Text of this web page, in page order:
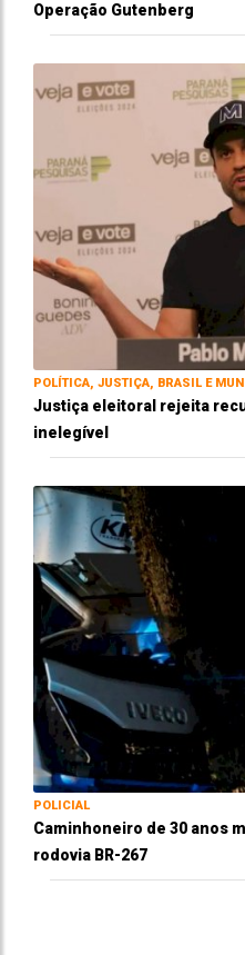
Operação Gutenberg
POLÍTICA, JUSTIÇA, BRASIL E
Justiça eleitoral rejeita
inelegível
POLICIAL
Caminhoneiro de 30 anos
rodovia BR-267